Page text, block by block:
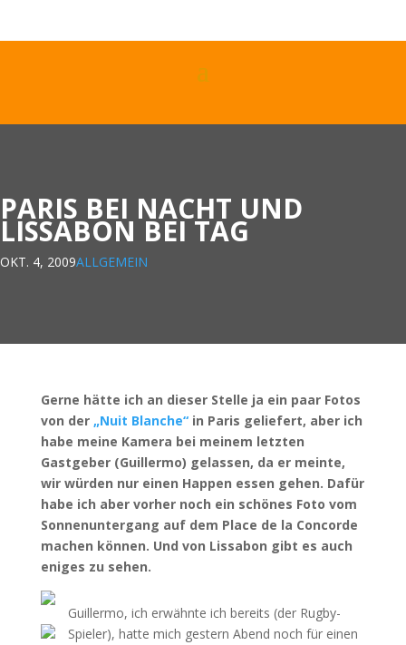
PARIS BEI NACHT UND
LISSABON BEI TAG
OKT. 4, 2009ALLGEMEIN
Gerne hätte ich an dieser Stelle ja ein paar Fotos
von der „Nuit Blanche“ in Paris geliefert, aber ich
habe meine Kamera bei meinem letzten
Gastgeber (Guillermo) gelassen, da er meinte,
wir würden nur einen Happen essen gehen. Dafür
habe ich aber vorher noch ein schönes Foto vom
Sonnenuntergang auf dem Place de la Concorde
machen können. Und von Lissabon gibt es auch
eniges zu sehen.
Guillermo, ich erwähnte ich bereits (der Rugby-
Spieler), hatte mich gestern Abend noch für einen